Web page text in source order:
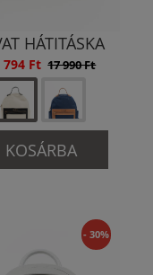
HÁTITÁSKA
794 Ft 17 990 Ft
KOSÁRBA
- 30%